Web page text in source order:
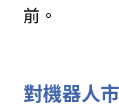
前。
對機器人